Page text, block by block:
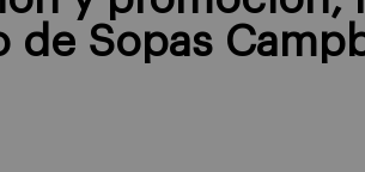
de Sopas